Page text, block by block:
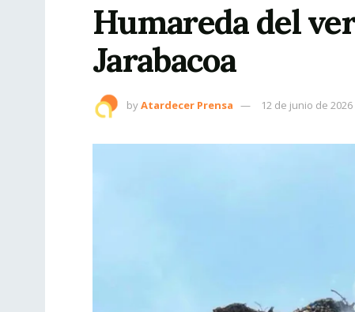
Humareda del
Jarabacoa
byAtardecer Prensa 12 de junio de 2026